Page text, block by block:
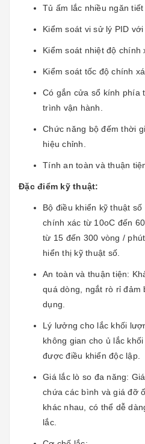
Tủ ấm lắc nhiều ngăn tiết
Kiểm soát vi sử lý PID
Kiểm soát nhiệt độ chính
Kiểm soát tốc độ chính
Có gắn cửa sổ kính phía
trình vận hành.
Chức năng bộ đếm thời
hiệu chỉnh.
Tính an toàn và thuận
Đặc điểm kỹ thuật:
Bộ điều khiển kỹ thuật
chính xác từ 10oC đến
từ 15 đến 300 vòng /
hiển thị kỹ thuật số.
An toàn và thuận tiện:
quá dòng, ngắt rò rỉ
dụng.
Lý lưởng cho lắc khối
không gian cho ủ lắc
được điều khiển độc lập.
Giá lắc lò so đa năng:
chứa các bình và giá đỡ
khác nhau, có thể dễ
lắc.